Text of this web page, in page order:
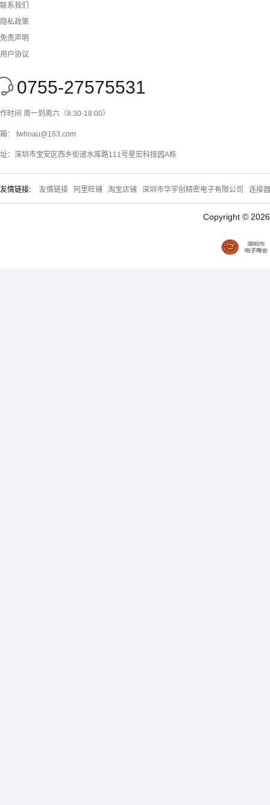
联系我们
隐私政策
免责声明
用户协议
0755-27575531
时间 周一到周六（8:30-18:00）
： twhoau@163.com
：深圳市宝安区西乡街道水库路111号星宏科技园A栋
友情链接: 友情链接 阿里旺铺 淘宝店铺 深圳市华宇创精密电子有限公司 连接
Copyright ©